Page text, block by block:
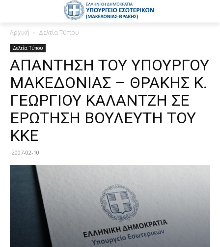
Αρχική Δελτία Τύπου
Δελτία Τύπου
ΑΠΑΝΤΗΣΗ ΤΟΥ ΥΠΟΥΡΓΟΥ
ΜΑΚΕΔΟΝΙΑΣ – ΘΡΑΚΗΣ Κ.
ΓΕΩΡΓΙΟΥ ΚΑΛΑΝΤΖΗ ΣΕ
ΕΡΩΤΗΣΗ ΒΟΥΛΕΥΤΗ ΤΟΥ
ΚΚΕ
2007-02-10